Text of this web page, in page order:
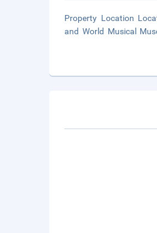
Property Location
and World Musical